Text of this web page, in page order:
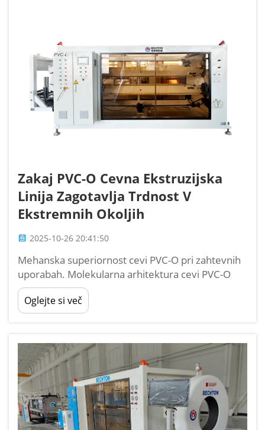
Zakaj PVC-O Cevna Ekstruzijska
Linija Zagotavlja Trdnost V
Ekstremnih Okoljih
2025-10-26 20:41:50
Mehanska superiornost cevi PVC-O pri zahtevnih
uporabah. Molekularna arhitektura cevi PVC-O
(orientiran polivinilklorid) omogoča izjemno
zmogljivost v okoljih z visokim napetostnim
obremenitvam. S posebno proizvodnjo, ki
Oglejte si več